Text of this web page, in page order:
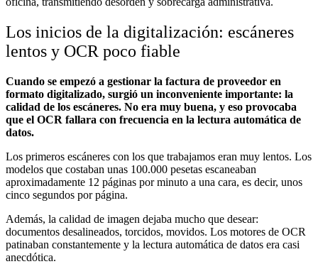
Los inicios de la digitalización: escáneres
lentos y OCR poco fiable
Cuando se empezó a gestionar la factura de proveedor en
formato digitalizado, surgió un inconveniente importante: la
calidad de los escáneres. No era muy buena, y eso provocaba
que el OCR fallara con frecuencia en la lectura automática de
datos.
Los primeros escáneres con los que trabajamos eran muy lentos. Los
modelos que costaban unas 100.000 pesetas escaneaban
aproximadamente 12 páginas por minuto a una cara, es decir, unos
cinco segundos por página.
Además, la calidad de imagen dejaba mucho que desear:
documentos desalineados, torcidos, movidos. Los motores de OCR
patinaban constantemente y la lectura automática de datos era casi
anecdótica.